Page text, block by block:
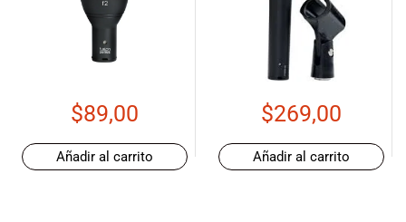
$89,00
Añadir al carrito
$269,00
Añadir al carrito